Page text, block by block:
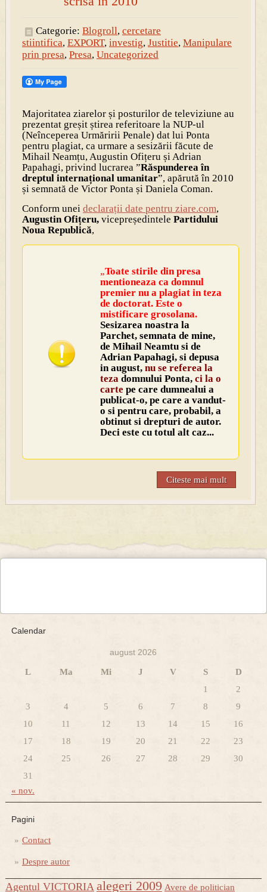
Categorie: Blogroll, cercetare
stiintifica, EXPORT, investig, Justitie, Manipulare
prin presa, Presa, Uncategorized
Majoritatea ziarelor și posturilor de televiziune au
prezentat greșit știrea referitoare la NUP-ul
(Neînceperea Urmăririi Penale) dat lui Ponta
pentru plagiat, ca urmare a sesizării făcute de
Mihail Neamțu, Augustin Ofițeru și Adrian
Papahagi, privind lucrarea ”Răspunderea în
dreptul internațional umanitar”, apărută în 2010
și semnată de Victor Ponta și Daniela Coman.
Conform unei declarații date pentru ziare.com,
Augustin Ofițeru,vicepreședintele Partidului
Noua Republică,
„Toate stirile din presa
mentioneaza ca domnul
premier nu a plagiat in teza
de doctorat. Este o
mistificare grosolana.
Sesizarea noastra la
Parchet, semnata de mine,
de Mihail Neamtu si de
Adrian Papahagi, si depusa
in august, nu se referea la
tezadomnului Ponta, ci la o
carte pe care dumnealui a
publicat-o, pe care a vandut-
o si pentru care, probabil, a
obtinut si drepturi de autor.
Deci este cu totul alt caz...
Citeste mai mult
Calendar
august 2026
L Ma Mi J V S
D
1
2
3
4 5 6 7 8
9
10
11 12 13 14 15
16
17
18 19 20 21 22
23
24
25 26 27 28 29
30
31
« nov.
Pagini
Contact
Despre autor
Agentul VICTORIA alegeri 2009 Avere de politician